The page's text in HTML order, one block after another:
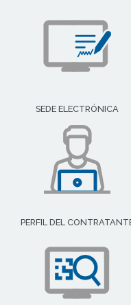
SEDE ELECTRÓNICA
PERFIL DEL